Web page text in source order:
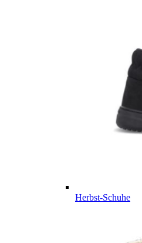
Herbst-Schuhe